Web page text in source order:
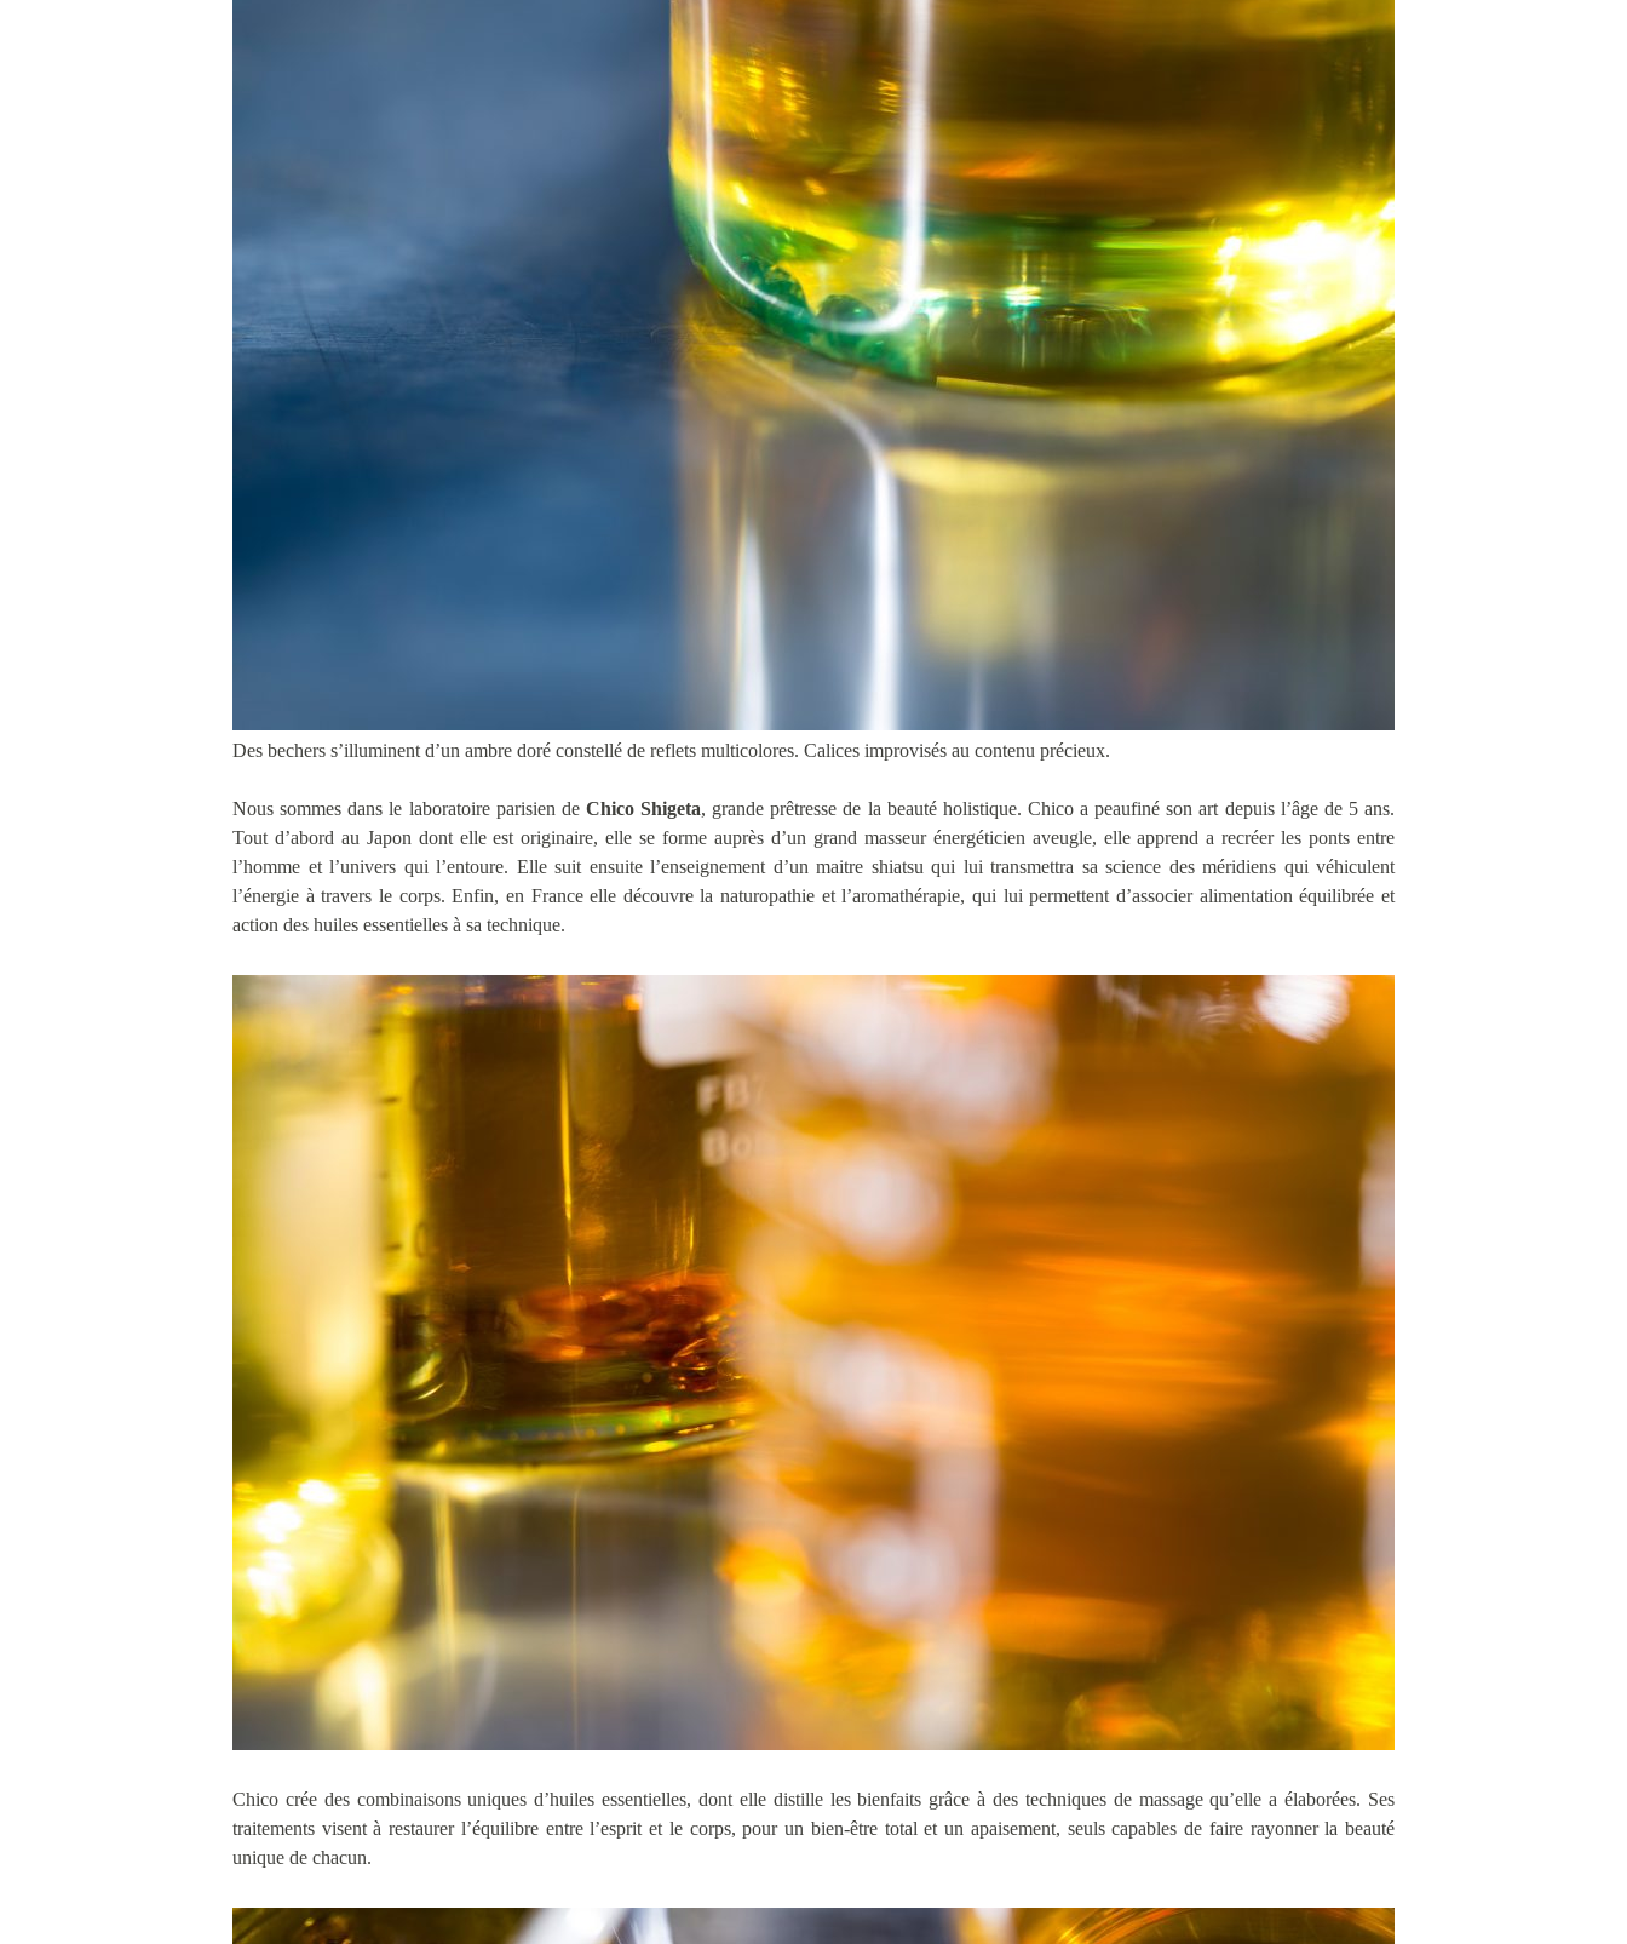
Des bechers s’illuminent d’un ambre doré constellé de reflets multicolores. Calices improvisés au contenu précieux.
Nous sommes dans le laboratoire parisien de Chico Shigeta, grande prêtresse de la beauté holistique. Chico a peaufiné son art depuis l’âge de 5 ans.
Tout d’abord au Japon dont elle est originaire, elle se forme auprès d’un grand masseur énergéticien aveugle, elle apprend a recréer les ponts entre
l’homme et l’univers qui l’entoure. Elle suit ensuite l’enseignement d’un maitre shiatsu qui lui transmettra sa science des méridiens qui véhiculent
l’énergie à travers le corps. Enfin, en France elle découvre la naturopathie et l’aromathérapie, qui lui permettent d’associer alimentation équilibrée et
action des huiles essentielles à sa technique.
Chico crée des combinaisons uniques d’huiles essentielles, dont elle distille les bienfaits grâce à des techniques de massage qu’elle a élaborées. Ses
traitements visent à restaurer l’équilibre entre l’esprit et le corps, pour un bien-être total et un apaisement, seuls capables de faire rayonner la beauté
unique de chacun.